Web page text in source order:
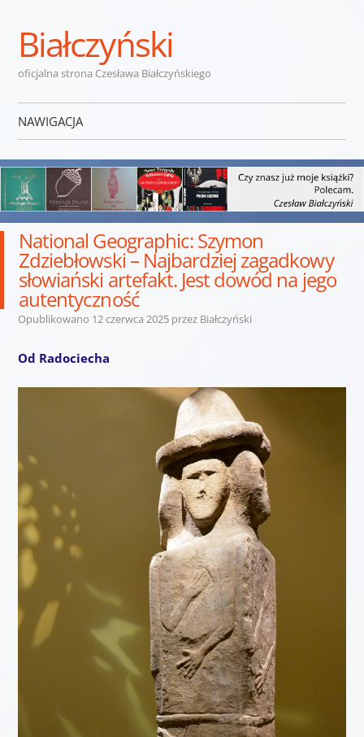
Białczyński
oficjalna strona Czesława Białczyńskiego
NAWIGACJA
National Geographic: Szymon
Zdziebłowski – Najbardziej zagadkowy
słowiański artefakt. Jest dowód na jego
autentyczność
Opublikowano 12 czerwca 2025przez Białczyński
Od Radociecha